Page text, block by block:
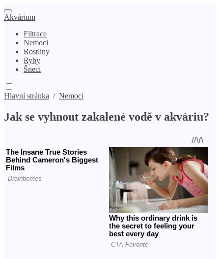
Akvárium
Filtrace
Nemoci
Rostliny
Ryby
Šneci
Hlavní stránka / Nemoci
Jak se vyhnout zakalené vodě v akváriu?